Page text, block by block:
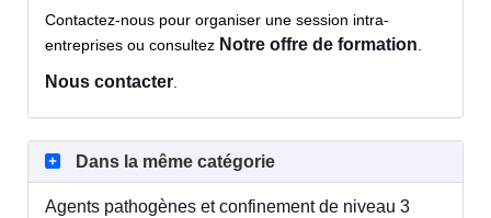
Contactez-nous pour organiser une session intra-
entreprises ou consultez Notre offre de formation.
Nous contacter.
Dans la même catégorie
Agents pathogènes et confinement de niveau 3